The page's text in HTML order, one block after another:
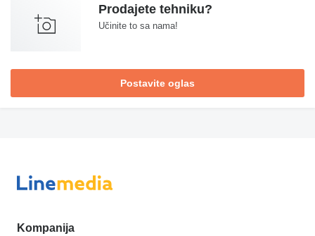
Prodajete tehniku?
Učinite to sa nama!
Postavite oglas
Kompanija